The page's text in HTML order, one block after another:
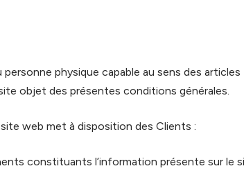
physique capable au sens des
objet des présentes conditions générales.
web met à disposition des Clients :
constituants l’information présente sur le